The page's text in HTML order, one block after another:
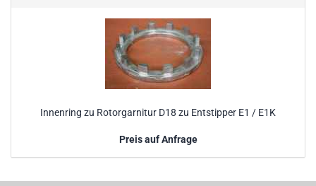
Innenring zu Rotorgarnitur D18 zu Entstipper E1 / E1K
Preis auf Anfrage